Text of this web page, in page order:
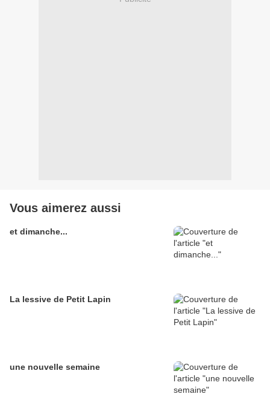
Vous aimerez aussi
et dimanche...
La lessive de Petit Lapin
une nouvelle semaine